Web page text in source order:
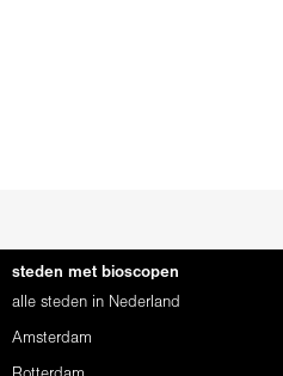
steden met bioscopen
alle steden in Nederland
Amsterdam